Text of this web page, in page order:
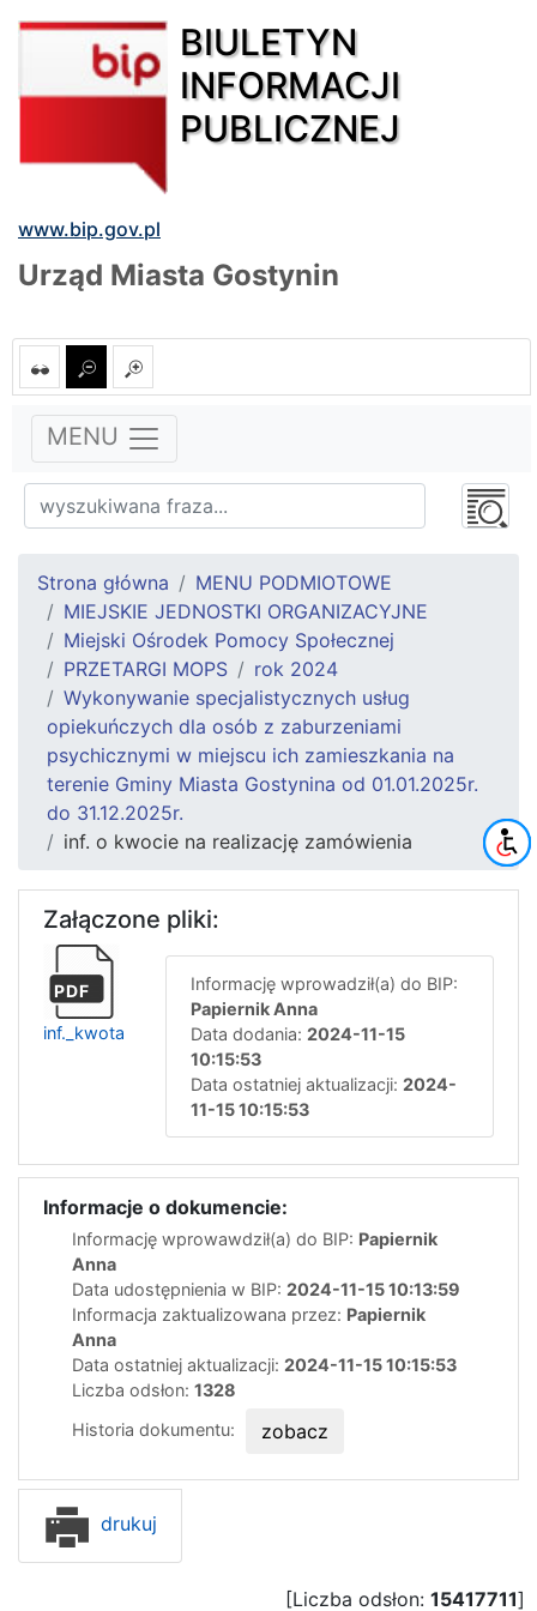
BIULETYN
INFORMACJI
PUBLICZNEJ
www.bip.gov.pl
Urząd Miasta Gostynin
MENU
Strona główna
MENU PODMIOTOWE
MIEJSKIE JEDNOSTKI ORGANIZACYJNE
Miejski Ośrodek Pomocy Społecznej
PRZETARGI MOPS
rok 2024
Wykonywanie specjalistycznych usług
opiekuńczych dla osób z zaburzeniami
psychicznymi w miejscu ich zamieszkania na
terenie Gminy Miasta Gostynina od 01.01.2025r.
do 31.12.2025r.
inf. o kwocie na realizację zamówienia
Załączone pliki:
PDF
inf._kwota
Informację wprowadził(a) do BIP:
Papiernik Anna
Data dodania: 2024-11-15
10:15:53
Data ostatniej aktualizacji: 2024-
11-15 10:15:53
Informacje o dokumencie:
Informację wprowawdził(a) do BIP: Papiernik
Anna
Data udostępnienia w BIP: 2024-11-15 10:13:59
Informacja zaktualizowana przez: Papiernik
Anna
Data ostatniej aktualizacji: 2024-11-15 10:15:53
Liczba odsłon: 1328
Historia dokumentu:
zobacz
drukuj
[Liczba odsłon: 15417711]